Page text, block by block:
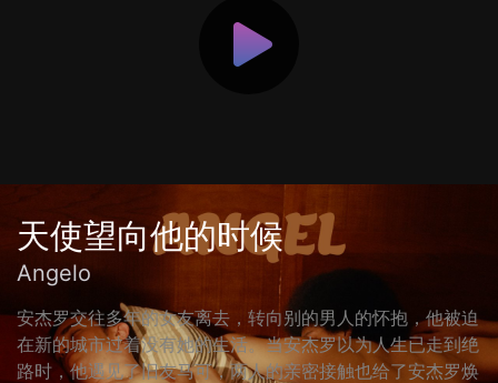
天使望向他的时候
Angelo
安杰罗交往多年的女友离去，转向别的男人的怀抱，他被迫
在新的城市过着没有她的生活。当安杰罗以为人生已走到绝
路时，他遇见了旧友马可，两人的亲密接触也给了安杰罗焕